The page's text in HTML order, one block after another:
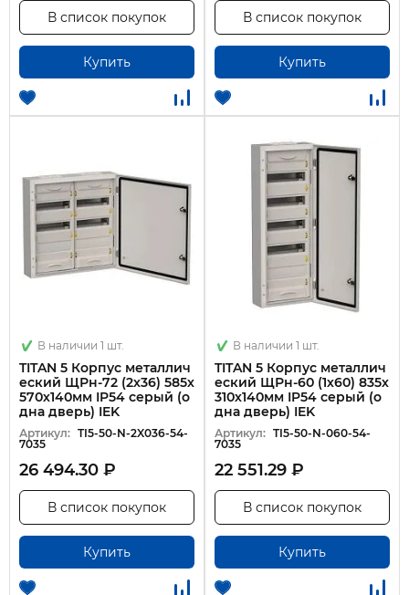
Купить
В список покупок
Купить
В список покупок
В наличии 1 шт.
TITAN 5 Корпус металлич
еский ЩРн-72 (2х36) 585х
570х140мм IP54 серый (о
дна дверь) IEK
Артикул: TI5-50-N-2X036-54-
7035
26 494.30 ₽
Купить
В список покупок
В наличии 1 шт.
TITAN 5 Корпус металлич
еский ЩРн-60 (1х60) 835х
310х140мм IP54 серый (о
дна дверь) IEK
Артикул: TI5-50-N-060-54-
7035
22 551.29 ₽
Купить
В список покупок